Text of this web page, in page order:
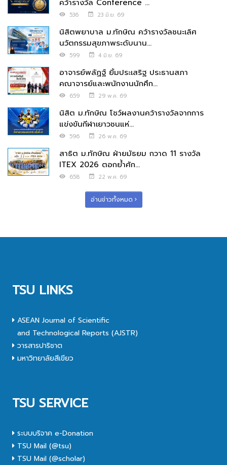
คว้ารางวัล Conference ...
536 23 มิ.ย. 69
นิสิตพยาบาล ม.ทักษิณ คว้ารางวัลชนะเลิศ
นวัตกรรมสุขภาพระดับนาน...
599 4 มิ.ย. 69
อาจารย์พลัฏฐ์ ยิ้มประเสริฐ ประธานสภา
คณาจารย์และพนักงานนักศึก...
659 29 พ.ค. 69
นิสิต ม.ทักษิณ โชว์ผลงานคว้ารางวัลจากการ
แข่งขันกีฬาเยาวชนแห่...
596 26 พ.ค. 69
สาธิต ม.ทักษิณ ฝ่ายมัธยม กวาด 11 รางวัล
ITEX 2026 ตอกย้ำศัก...
658 22 พ.ค. 69
อ่านข่าวทั้งหมด
TSU LINKS
ASEAN Journal of Scientific
and Technological Reports (AJSTR)
วารสารปาริชาต
มหาวิทยาลัยสีเขียว
TSU SERVICE
ระบบบริจาค e-Donation
TSU Mail (@tsu)
TSU Mail (@scholar)